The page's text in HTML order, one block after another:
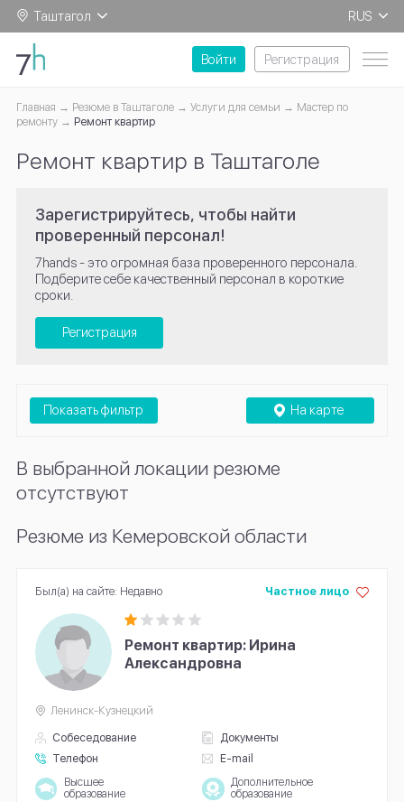
Таштагол
RUS
EN
Войти
Регистрация
Главная Резюме в Таштаголе Услуги для семьи
Мастер по
ремонту
Ремонт квартир
Ремонт квартир в Таштаголе
Зарегистрируйтесь, чтобы найти
проверенный персонал!
7hands - это огромная база проверенного персонала.
Подберите себе качественный персонал в короткие
сроки.
Регистрация
На карте
Показать фильтр
В выбранной локации резюме
отсутствуют
Резюме из Кемеровской области
Ремонт квартир: Ирина
Александровна
Собеседование
Документы
Телефон
E-mail
Частное лицо
Ленинск-Кузнецкий
Высшее
образование
Дополнительное
образование
Был(а) на сайте: Недавно